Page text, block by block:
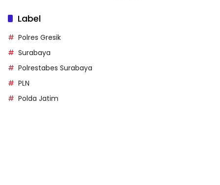
Label
Polres Gresik
Surabaya
Polrestabes Surabaya
PLN
Polda Jatim